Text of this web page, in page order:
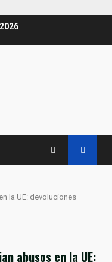
la UE: devoluciones
abusos en la UE: